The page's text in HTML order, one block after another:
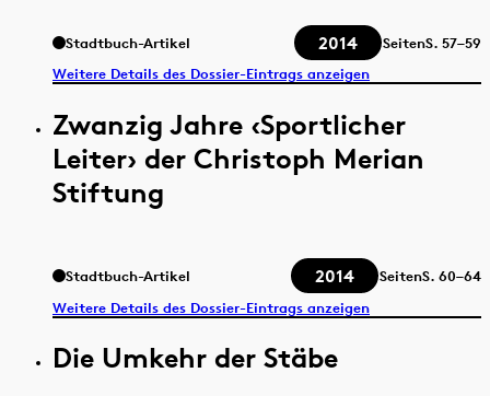
Stadtbuch-Artikel 2014 SeitenS. 57–59
Weitere Details des Dossier-Eintrags anzeigen
Zwanzig Jahre ‹Sportlicher
Leiter› der Christoph Merian
Stiftung
Stadtbuch-Artikel 2014 SeitenS. 60–64
Weitere Details des Dossier-Eintrags anzeigen
Die Umkehr der Stäbe